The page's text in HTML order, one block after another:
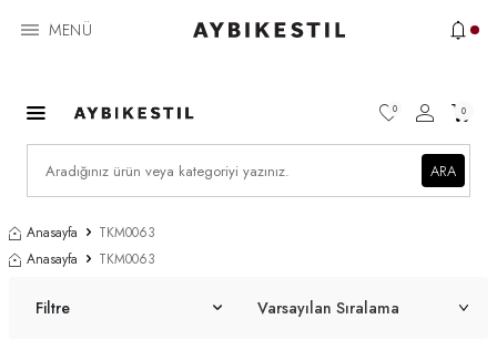
MENÜ
ARA
0 0
Anasayfa
TKM0063
Anasayfa
TKM0063
Filtre